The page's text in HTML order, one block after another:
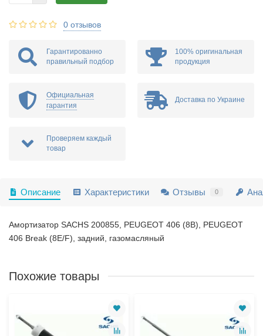
0 отзывов
Гарантированно
правильный подбор
100% оригинальная
продукция
Официальная
гарантия
Доставка по Украине
Проверяем каждый
товар
Описание Характеристики Отзывы 0
Амортизатор SACHS 200855, PEUGEOT 406 (8B), PEUGEOT
406 Break (8E/F), задний, газомасляный
Похожие товары